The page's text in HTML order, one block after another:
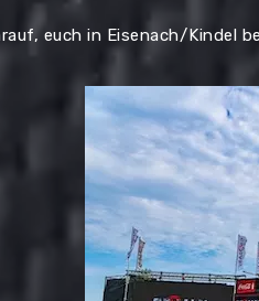
euch in Eisenach/Kindel